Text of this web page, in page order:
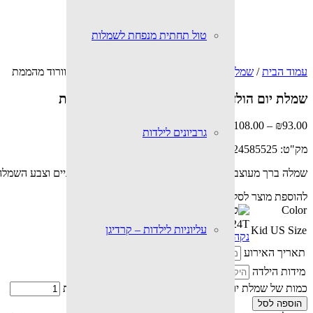
טול תחתית מנפחת לשמלות
גרביונים לילדות
עליוניות לילדות – קרדיגן
עמוד הבית/ שמלות / שמלת יום הולדת לילדות בצבע סגול וורוד מהממת
שמלת יום הולדת לילדות בצבע סגול וורוד מהממת
₪93.00
–
108.00
מק"ט: 32824585525
שמלה ברך מעוצבת ברמות על (לדעתי…) הפרחים הצבעוניים וצבע השמלה
להוספת מוצר לסל, יש ללחוץ על הצבע ועל המידה הרצויה.
Color
Kid US Size
10 124T
נקה
תאריך האירוע
מידות הילדה
כמות של שמלת יום הולדת לילדות בצבע סגול וורוד מהממת
הוספה לסל